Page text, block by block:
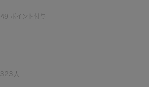
49 ポイント付与
323 人